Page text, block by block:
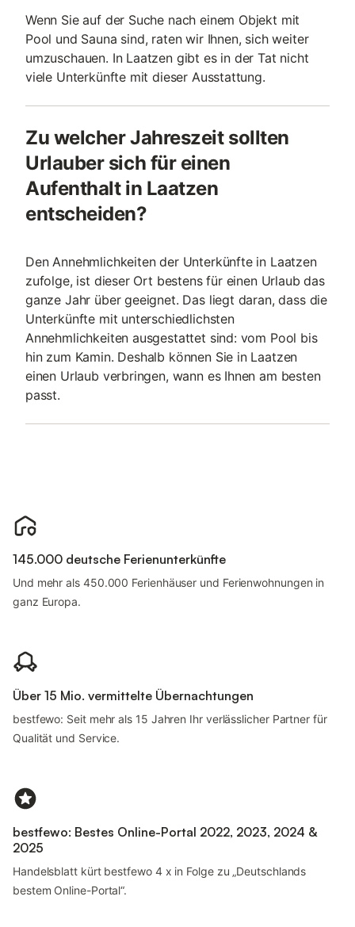
Wenn Sie auf der Suche nach einem Objekt mit
Pool und Sauna sind, raten wir Ihnen, sich weiter
umzuschauen. In Laatzen gibt es in der Tat nicht
viele Unterkünfte mit dieser Ausstattung.
Zu welcher Jahreszeit sollten
Urlauber sich für einen
Aufenthalt in Laatzen
entscheiden?
Den Annehmlichkeiten der Unterkünfte in Laatzen
zufolge, ist dieser Ort bestens für einen Urlaub das
ganze Jahr über geeignet. Das liegt daran, dass die
Unterkünfte mit unterschiedlichsten
Annehmlichkeiten ausgestattet sind: vom Pool bis
hin zum Kamin. Deshalb können Sie in Laatzen
einen Urlaub verbringen, wann es Ihnen am besten
passt.
145.000 deutsche Ferienunterkünfte
Und mehr als 450.000 Ferienhäuser und Ferienwohnungen in
ganz Europa.
Über 15 Mio. vermittelte Übernachtungen
bestfewo: Seit mehr als 15 Jahren Ihr verlässlicher Partner für
Qualität und Service.
bestfewo: Bestes Online-Portal 2022, 2023, 2024 &
2025
Handelsblatt kürt bestfewo 4 x in Folge zu „Deutschlands
bestem Online-Portal“.